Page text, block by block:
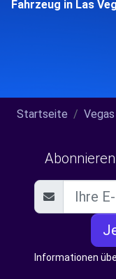
Fahrzeug in Las
Startseite
Informationen